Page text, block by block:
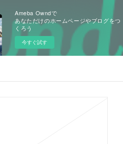
Ameba Owndで
あなただけのホームページやブログをつ
くろう
今すぐ試す